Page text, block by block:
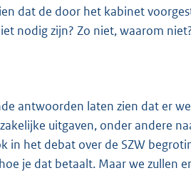
dat de door het kabinet
nodig zijn? Zo niet, waarom
antwoorden laten zien dat er
uitgaven, onder andere
in het debat over de SZW
je dat betaalt. Maar we zullen